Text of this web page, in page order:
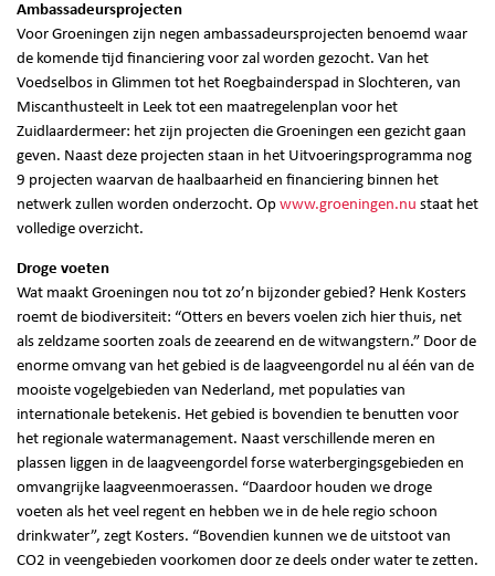
Ambassadeursprojecten
Voor Groeningen zijn negen ambassadeursprojecten benoemd waar
de komende tijd financiering voor zal worden gezocht. Van het
Voedselbos in Glimmen tot het Roegbainderspad in Slochteren, van
Miscanthusteelt in Leek tot een maatregelenplan voor het
Zuidlaardermeer: het zijn projecten die Groeningen een gezicht gaan
geven. Naast deze projecten staan in het Uitvoeringsprogramma nog
9 projecten waarvan de haalbaarheid en financiering binnen het
netwerk zullen worden onderzocht. Op www.groeningen.nu staat het
volledige overzicht.
Droge voeten
Wat maakt Groeningen nou tot zo’n bijzonder gebied? Henk Kosters
roemt de biodiversiteit: “Otters en bevers voelen zich hier thuis, net
als zeldzame soorten zoals de zeearend en de witwangstern.” Door de
enorme omvang van het gebied is de laagveengordel nu al één van de
mooiste vogelgebieden van Nederland, met populaties van
internationale betekenis. Het gebied is bovendien te benutten voor
het regionale watermanagement. Naast verschillende meren en
plassen liggen in de laagveengordel forse waterbergingsgebieden en
omvangrijke laagveenmoerassen. “Daardoor houden we droge
voeten als het veel regent en hebben we in de hele regio schoon
drinkwater”, zegt Kosters. “Bovendien kunnen we de uitstoot van
CO2 in veengebieden voorkomen door ze deels onder water te zetten.